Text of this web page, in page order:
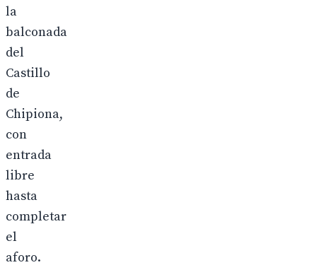
la
balconada
del
Castillo
de
Chipiona,
con
entrada
libre
hasta
completar
el
aforo.